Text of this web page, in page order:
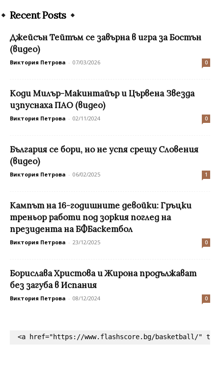
Recent Posts
Джейсън Тейтъм се завърна в игра за Бостън
(видео)
Виктория Петрова - 07/03/2026 0
Коди Милър-Макинтайър и Цървена Звезда
изпуснаха ПАО (видео)
Виктория Петрова - 02/11/2024 0
България се бори, но не успя срещу Словения
(видео)
Виктория Петрова - 06/02/2025 1
Кампът на 16-годишните девойки: Гръцки
треньор работи под зоркия поглед на
президента на БФБаскетбол
Виктория Петрова - 23/12/2025 0
Борислава Христова и Жирона продължават
без загуба в Испания
Виктория Петрова - 08/12/2024 0
<a href="https://www.flashscore.bg/basketball/"